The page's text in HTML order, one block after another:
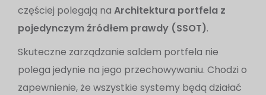
częściej polegają na Architektura portfela z
pojedynczym źródłem prawdy (SSOT).
Skuteczne zarządzanie saldem portfela nie
polega jedynie na jego przechowywaniu. Chodzi o
zapewnienie, że wszystkie systemy będą działać